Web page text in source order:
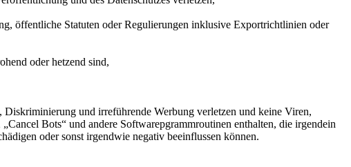
öffentliche Statuten oder Regulierungen inklusive Exportrichtlinien oder
oder hetzend sind,
und irreführende Werbung verletzen und keine Viren,
Bots“ und andere Softwarepgrammroutinen enthalten, die irgendein
oder sonst irgendwie negativ beeinflussen können.